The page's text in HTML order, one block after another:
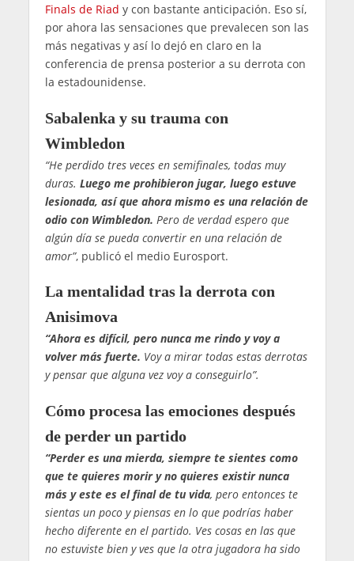
Finals de Riad y con bastante anticipación. Eso sí,
por ahora las sensaciones que prevalecen son las
más negativas y así lo dejó en claro en la
conferencia de prensa posterior a su derrota con
la estadounidense.
Sabalenka y su trauma con
Wimbledon
“He perdido tres veces en semifinales, todas muy
duras. Luego me prohibieron jugar, luego estuve
lesionada, así que ahora mismo es una relación de
odio con Wimbledon. Pero de verdad espero que
algún día se pueda convertir en una relación de
amor”, publicó el medio Eurosport.
La mentalidad tras la derrota con
Anisimova
“Ahora es difícil, pero nunca me rindo y voy a
volver más fuerte. Voy a mirar todas estas derrotas
y pensar que alguna vez voy a conseguirlo”.
Cómo procesa las emociones después
de perder un partido
“Perder es una mierda, siempre te sientes como
que te quieres morir y no quieres existir nunca
más y este es el final de tu vida, pero entonces te
sientas un poco y piensas en lo que podrías haber
hecho diferente en el partido. Ves cosas en las que
no estuviste bien y ves que la otra jugadora ha sido